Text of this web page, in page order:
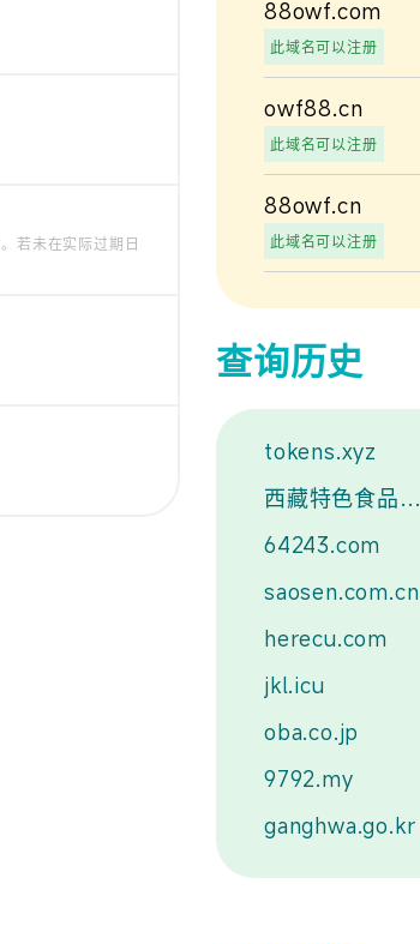
若未在实际过期日
88owf.com
此域名可以注册
owf88.cn
此域名可以注册
88owf.cn
此域名可以注册
查询历史
tokens.xyz
西藏特色食品.中国
64243.com
saosen.com.cn
herecu.com
jkl.icu
oba.co.jp
9792.my
ganghwa.go.kr